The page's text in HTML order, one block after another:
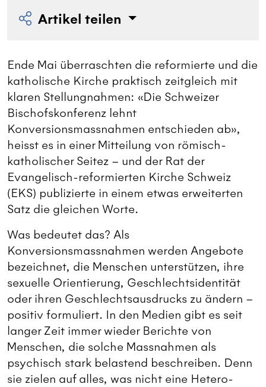
Artikel teilen
Ende Mai überraschten die reformierte und die
katholische Kirche praktisch zeitgleich mit
klaren Stellungnahmen: «Die Schweizer
Bischofskonferenz lehnt
Konversionsmassnahmen entschieden ab»,
heisst es in einer Mitteilung von römisch-
katholischer Seitez – und der Rat der
Evangelisch-reformierten Kirche Schweiz
(EKS) publizierte in einem etwas erweiterten
Satz die gleichen Worte.
Was bedeutet das? Als
Konversionsmassnahmen werden Angebote
bezeichnet, die Menschen unterstützen, ihre
sexuelle Orientierung, Geschlechtsidentität
oder ihren Geschlechtsausdrucks zu ändern –
positiv formuliert. In den Medien gibt es seit
langer Zeit immer wieder Berichte von
Menschen, die solche Massnahmen als
psychisch stark belastend beschreiben. Denn
sie zielen auf alles, was nicht eine Hetero-